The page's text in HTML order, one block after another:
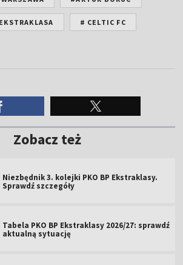
# CELTIC FC
Zobacz też
Niezbędnik 3. kolejki PKO BP Ekstraklasy.
Sprawdź szczegóły
Tabela PKO BP Ekstraklasy 2026/27: sprawdź
aktualną sytuację